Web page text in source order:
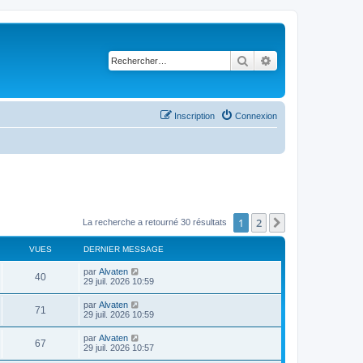
Rechercher
Connexion
Inscription
La recherche a retourné 30 résultats 1 2
VUES DERNIER MESSAGE
40V
u
D
e
i
e
r
m
e
s
par Alvaten
29 juil. 2026 10:59
71
u
D
e
i
e
par Alvaten
29 juil. 2026 10:59
67
D
e
par Alvaten
29 juil. 2026 10:57